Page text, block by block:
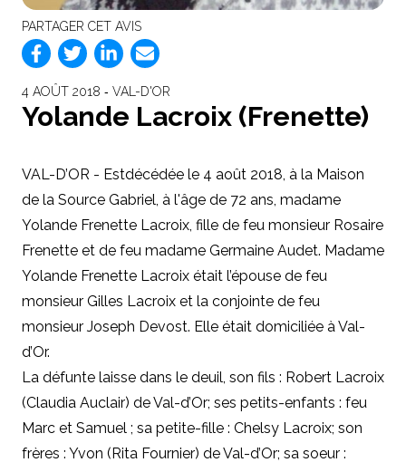
PARTAGER CET AVIS
4 AOÛT 2018 ‐ VAL-D'OR
Yolande Lacroix (Frenette)
VAL-D’OR - Estdécédée le 4 août 2018, à la Maison
de la Source Gabriel, à l'âge de 72 ans, madame
Yolande Frenette Lacroix, fille de feu monsieur Rosaire
Frenette et de feu madame Germaine Audet. Madame
Yolande Frenette Lacroix était l’épouse de feu
monsieur Gilles Lacroix et la conjointe de feu
monsieur Joseph Devost. Elle était domiciliée à Val-
d’Or.
La défunte laisse dans le deuil, son fils : Robert Lacroix
(Claudia Auclair) de Val-d’Or; ses petits-enfants : feu
Marc et Samuel ; sa petite-fille : Chelsy Lacroix; son
frères : Yvon (Rita Fournier) de Val-d’Or; sa soeur :